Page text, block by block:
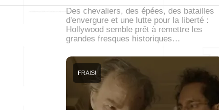
Des chevaliers, des épées, des batailles
d'envergure et une lutte pour la liberté :
Hollywood semble prêt à remettre les
grandes fresques historiques…
FRAIS!